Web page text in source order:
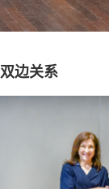
双边关系